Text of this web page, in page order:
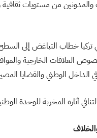
والمدونين من مستويات
تركيا خطاب التباغض إلى
العلاقات الخارجية
في الداخل الوطني والقضايا
آثاره المخربة للوحدة